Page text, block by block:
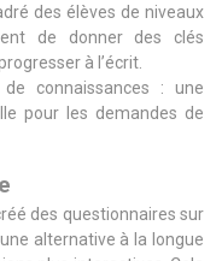
des élèves de niveaux
de donner des clés
à l’écrit.
connaissances : une
pour les demandes de
des questionnaires sur
alternative à la longue